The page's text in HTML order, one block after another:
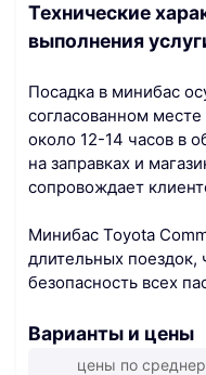
Технические
выполнения
Посадка в минибас
согласованном
около 12-14 часов в
на заправках и
сопровождает
Минибас Toyota
длительных поездок,
безопасность всех
Варианты и цены
цены по